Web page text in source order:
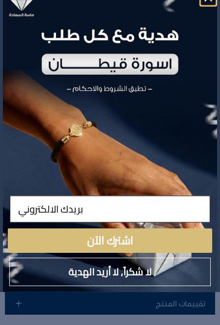
46,936.10
لا توجد تفاصيل لهذا المنتج
تقييمات المنتج
ادخال
اشترك الآن
لا شكراً, لا أريد الهدية